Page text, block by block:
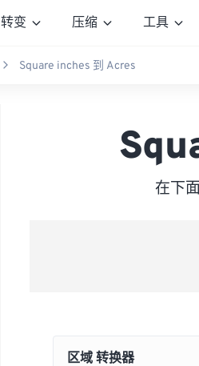
转变 压缩 工具
Square inches 到 Acres
在下